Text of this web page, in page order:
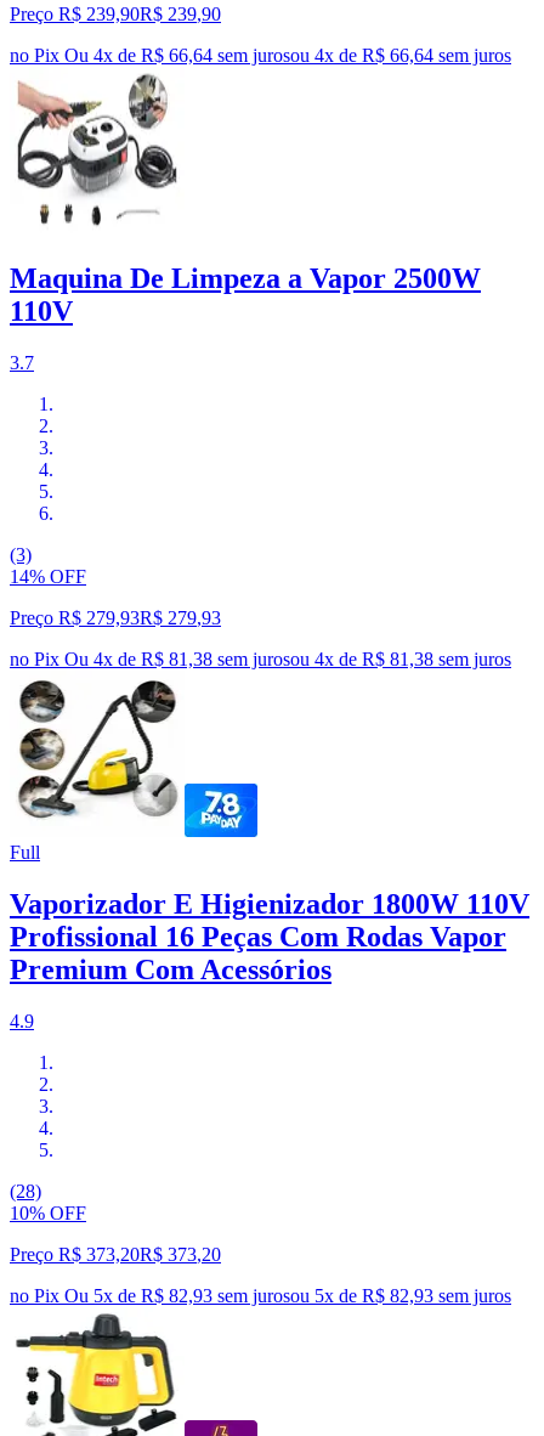
Preço R$ 239,90R$ 239,90
no Pix Ou 4x de R$ 66,64 sem jurosou 4x de R$ 66,64 sem juros
Maquina De Limpeza a Vapor 2500W
110V
3.7
(3)
14% OFF
Preço R$ 279,93R$ 279,93
no Pix Ou 4x de R$ 81,38 sem jurosou 4x de R$ 81,38 sem juros
Full
Vaporizador E Higienizador 1800W 110V
Profissional 16 Peças Com Rodas Vapor
Premium Com Acessórios
4.9
(28)
10% OFF
Preço R$ 373,20R$ 373,20
no Pix Ou 5x de R$ 82,93 sem jurosou 5x de R$ 82,93 sem juros